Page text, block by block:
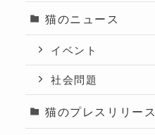
猫のニュース
イベント
社会問題
猫のプレスリリース